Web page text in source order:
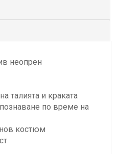
неопрен
талията и краката
по време на
костюм